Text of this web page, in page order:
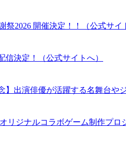
2026 開催決定！！（公式サイ
決定！（公式サイトへ）
】出演俳優が活躍する名舞台や
ジナルコラボゲーム制作プ